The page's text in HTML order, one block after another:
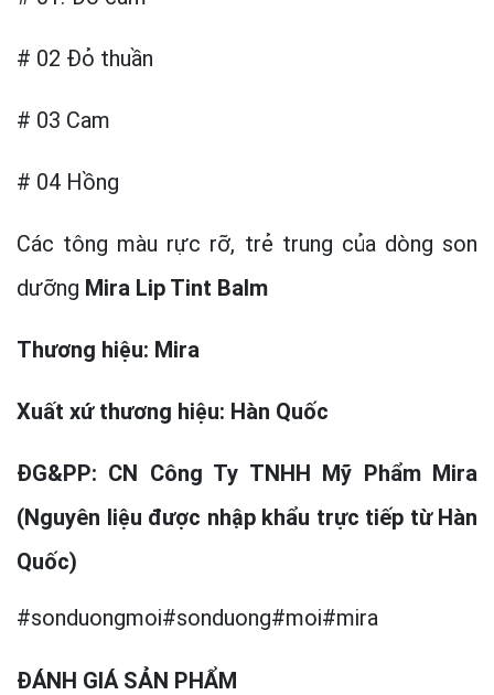
# 02 Đỏ thuần
# 03 Cam
# 04 Hồng
Các tông màu rực rỡ, trẻ trung của dòng son
dưỡng Mira Lip Tint Balm
Thương hiệu: Mira
Xuất xứ thương hiệu: Hàn Quốc
ĐG&PP: CN Công Ty TNHH Mỹ Phẩm Mira
(Nguyên liệu được nhập khẩu trực tiếp từ Hàn
Quốc)
#sonduongmoi#sonduong#moi#mira
ĐÁNH GIÁ SẢN PHẨM